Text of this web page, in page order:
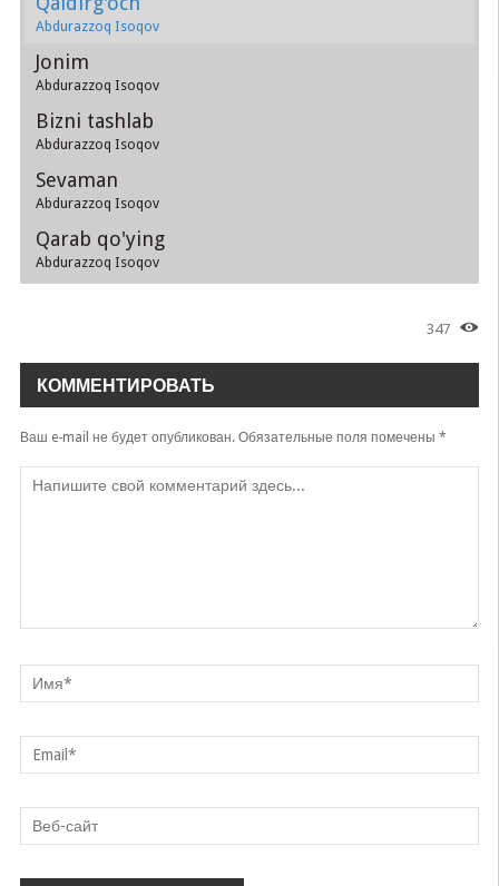
Abdurazzoq Isoqov
Jonim
Abdurazzoq Isoqov
Bizni tashlab
Abdurazzoq Isoqov
Sevaman
Abdurazzoq Isoqov
Qarab qo'ying
Abdurazzoq Isoqov
347
КОММЕНТИРОВАТЬ
Ваш e-mail не будет опубликован.Обязательные поля помечены *